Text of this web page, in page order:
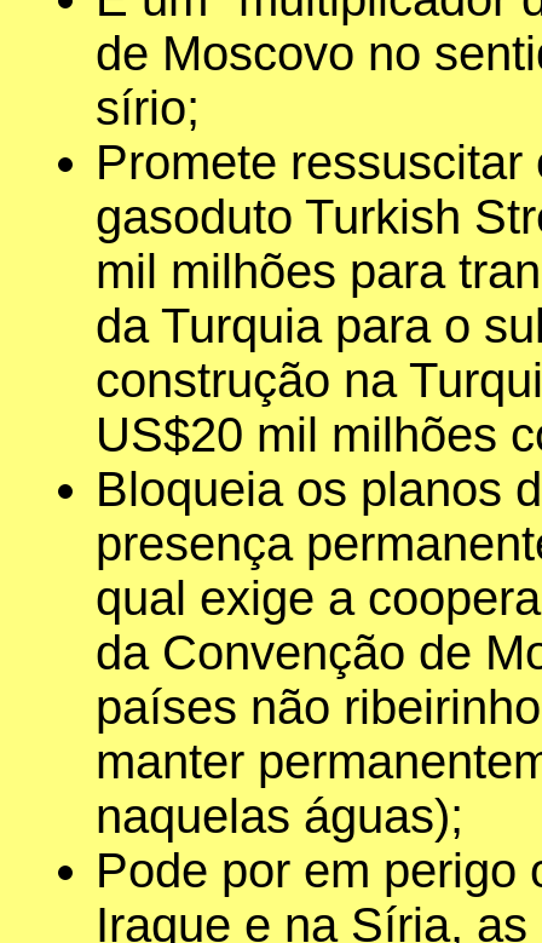
de Moscovo no
sírio;
Promete
gasoduto Turkish
mil milhões para
da Turquia para o
construção na
US$20 mil milhões
Bloqueia os planos
presença
qual exige a
da Convenção de
países não
manter
naquelas águas);
Pode por em perigo
Iraque e na Síria,